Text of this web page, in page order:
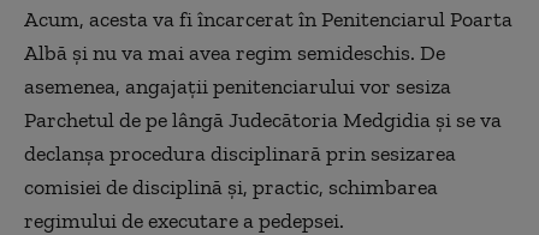
Acum, acesta va fi încarcerat în Penitenciarul Poarta
Albă și nu va mai avea regim semideschis. De
asemenea, angajații penitenciarului vor sesiza
Parchetul de pe lângă Judecătoria Medgidia și se va
declanșa procedura disciplinară prin sesizarea
comisiei de disciplină și, practic, schimbarea
regimului de executare a pedepsei.